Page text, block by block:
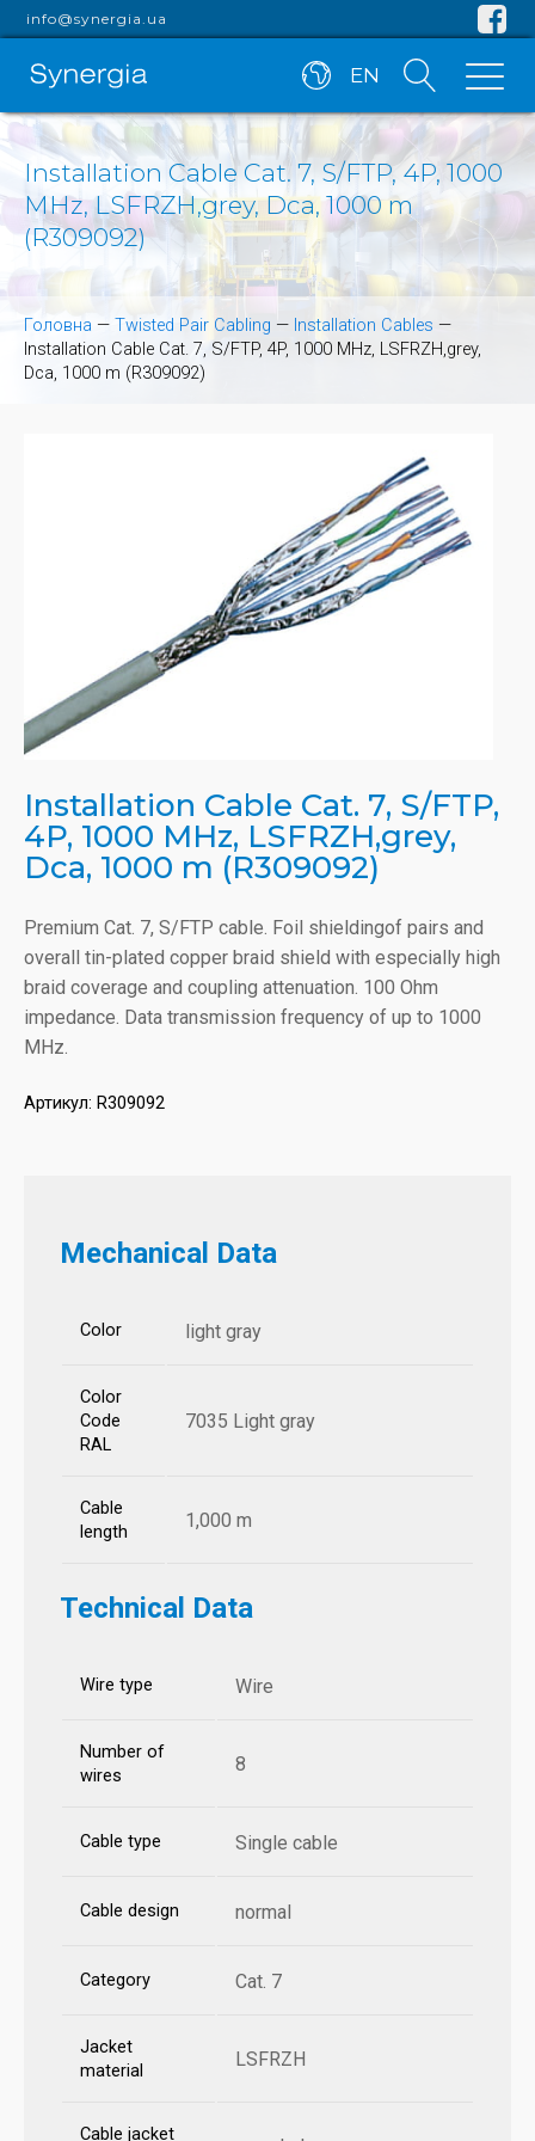
info@synergia.ua
EN
Installation Cable Cat. 7, S/FTP, 4P, 1000
MHz, LSFRZH,grey, Dca, 1000 m
(R309092)
Головна — Twisted Pair Cabling — Installation Cables —
Installation Cable Cat. 7, S/FTP, 4P, 1000 MHz, LSFRZH,grey,
Dca, 1000 m (R309092)
Installation Cable Cat. 7, S/FTP,
4P, 1000 MHz, LSFRZH,grey,
Dca, 1000 m (R309092)
Premium Cat. 7, S/FTP cable. Foil shieldingof pairs and
overall tin-plated copper braid shield with especially high
braid coverage and coupling attenuation. 100 Ohm
impedance. Data transmission frequency of up to 1000
MHz.
Артикул: R309092
Mechanical Data
Color light gray
Color
Code
RAL
7035 Light gray
Cable
length
1,000 m
Technical Data
Wire type Wire
Number of
wires
8
Cable type Single cable
Cable design normal
Category Cat. 7
Jacket
material
LSFRZH
Cable jacket